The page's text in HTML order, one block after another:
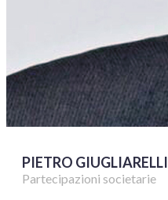
PIETRO GIUGLIARELLI
Partecipazioni societarie